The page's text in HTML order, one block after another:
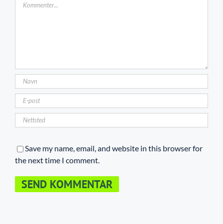
Save my name, email, and website in this browser for
the next time I comment.